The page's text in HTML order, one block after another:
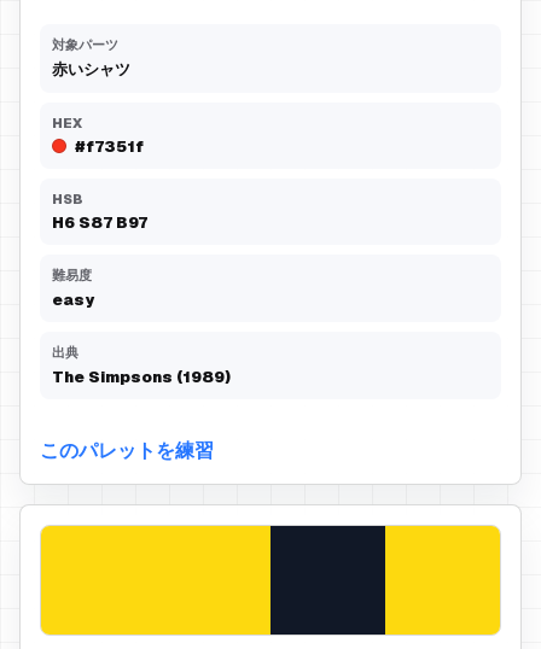
対象パーツ
赤いシャツ
HEX
#f7351f
HSB
H6 S87 B97
難易度
easy
出典
The Simpsons (1989)
このパレットを練習